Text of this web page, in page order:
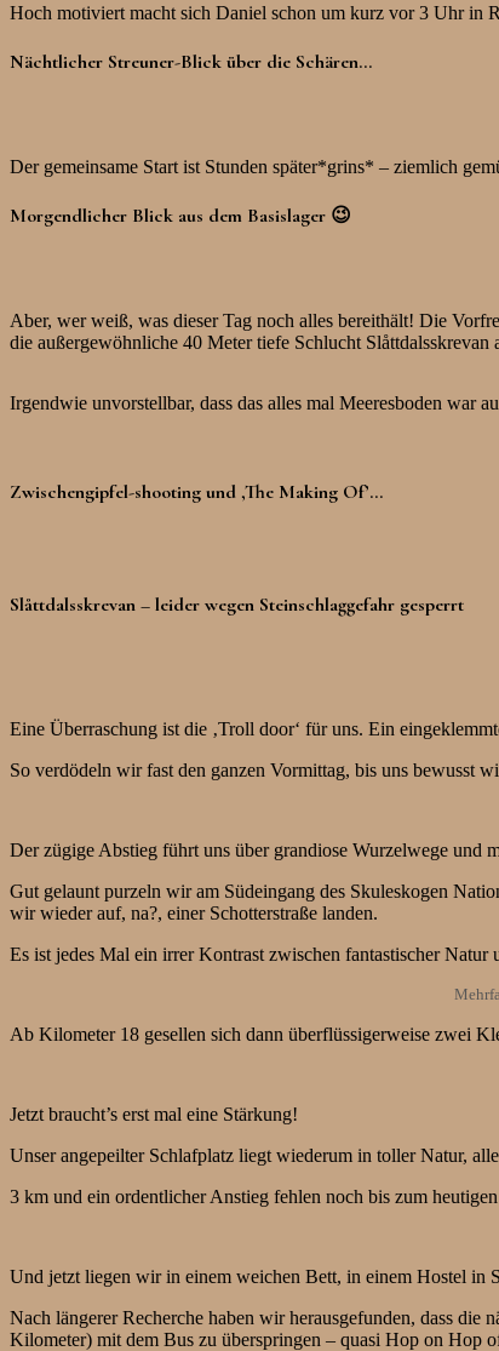
Hoch motiviert macht sich Daniel schon um kurz vor 3 Uhr in
Nächtlicher Streuner-Blick über die Schären…
Der gemeinsame Start ist Stunden später*grins* – ziemlich
Morgendlicher Blick aus dem Basislager 😉
Aber, wer weiß, was dieser Tag noch alles bereithält! Die
die außergewöhnliche 40 Meter tiefe Schlucht
Irgendwie unvorstellbar, dass das alles mal Meeresboden war
Zwischengipfel-shooting und ‚The Making Of’…
Slåttdalsskrevan – leider wegen Steinschlaggefahr gesperrt
Eine Überraschung ist die ‚Troll door‘ für uns. Ein
So verdödeln wir fast den ganzen Vormittag, bis uns bewusst
Der zügige Abstieg führt uns über grandiose Wurzelwege und
Gut gelaunt purzeln wir am Südeingang des Skuleskogen
wir wieder auf, na?, einer Schotterstraße landen.
Es ist jedes Mal ein irrer Kontrast zwischen fantastischer
Ab Kilometer 18 gesellen sich dann überflüssigerweise zwei
Jetzt braucht’s erst mal eine Stärkung!
Unser angepeilter Schlafplatz liegt wiederum in toller Natur,
3 km und ein ordentlicher Anstieg fehlen noch bis zum
Und jetzt liegen wir in einem weichen Bett, in einem Hostel in
Nach längerer Recherche haben wir herausgefunden, dass
Kilometer) mit dem Bus zu überspringen – quasi Hop on Hop